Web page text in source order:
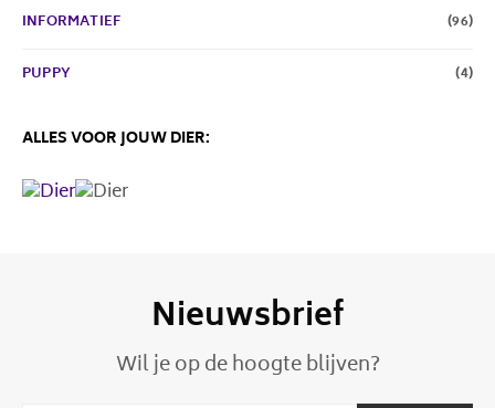
INFORMATIEF (96)
PUPPY (4)
ALLES VOOR JOUW DIER:
Nieuwsbrief
Wil je op de hoogte blijven?